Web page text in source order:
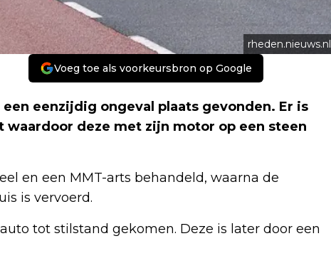
rheden.nieuws.nl
Voeg toe als voorkeursbron op Google
een eenzijdig ongeval plaats gevonden. Er is
deze met zijn motor op een steen
en een MMT-arts behandeld, waarna de
is vervoerd.
tot stilstand gekomen. Deze is later door een